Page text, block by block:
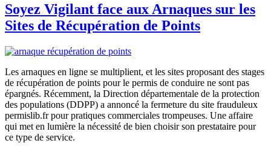
Soyez Vigilant face aux Arnaques sur les
Sites de Récupération de Points
Les arnaques en ligne se multiplient, et les sites proposant des stages
de récupération de points pour le permis de conduire ne sont pas
épargnés. Récemment, la Direction départementale de la protection
des populations (DDPP) a annoncé la fermeture du site frauduleux
permislib.fr pour pratiques commerciales trompeuses. Une affaire
qui met en lumière la nécessité de bien choisir son prestataire pour
ce type de service.